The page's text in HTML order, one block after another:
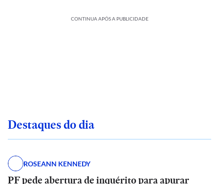
CONTINUA APÓS A PUBLICIDADE
Destaques do dia
ROSEANN KENNEDY
PF pede abertura de inquérito para apurar